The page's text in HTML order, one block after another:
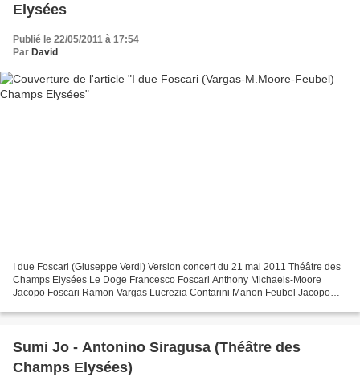
Elysées
Publié le 22/05/2011 à 17:54
Par David
I due Foscari (Giuseppe Verdi) Version concert du 21 mai 2011 Théâtre des
Champs Elysées Le Doge Francesco Foscari Anthony Michaels-Moore
Jacopo Foscari Ramon Vargas Lucrezia Contarini Manon Feubel Jacopo
Sumi Jo - Antonino Siragusa (Théâtre des
Champs Elysées)